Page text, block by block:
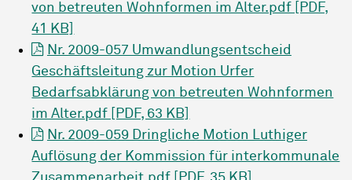
von betreuten Wohnformen im Alter.pdf [PDF,
41 KB]
Nr. 2009-057 Umwandlungsentscheid
Geschäftsleitung zur Motion Urfer
Bedarfsabklärung von betreuten Wohnformen
im Alter.pdf [PDF, 63 KB]
Nr. 2009-059 Dringliche Motion Luthiger
Auflösung der Kommission für interkommunale